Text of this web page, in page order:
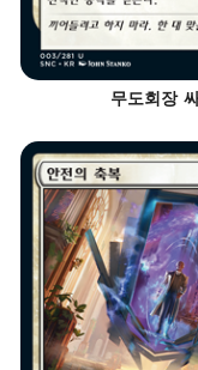
무도회장